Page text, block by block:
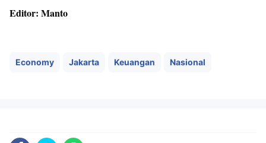
Editor: Manto
Economy Jakarta Keuangan Nasional